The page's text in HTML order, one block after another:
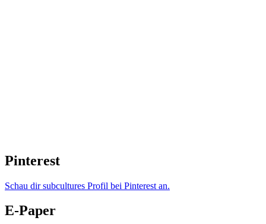
Pinterest
Schau dir subcultures Profil bei Pinterest an.
E-Paper